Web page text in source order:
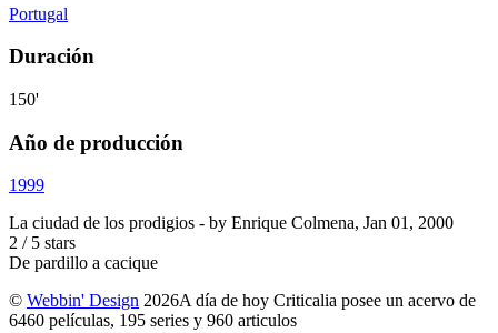
Portugal
Duración
150'
Año de producción
1999
La ciudad de los prodigios - by Enrique Colmena, Jan 01, 2000
2 / 5 stars
De pardillo a cacique
© Webbin' Design 2026A día de hoy Criticalia posee un acervo de
6460 películas, 195 series y 960 articulos